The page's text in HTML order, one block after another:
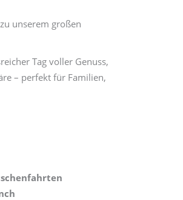
unserem großen
Tag voller Genuss,
– perfekt für Familien,